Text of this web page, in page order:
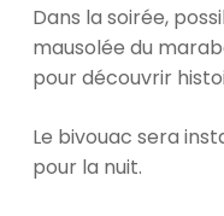
Dans la soirée,
mausolée du
pour découvrir
Le bivouac sera
pour la nuit.